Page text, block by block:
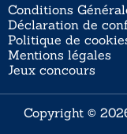
Conditions
Déclaration de
Politique de
Mentions légales
Jeux concours
Copyright ©